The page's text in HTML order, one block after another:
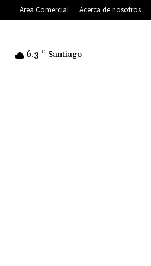
Area Comercial Acerca de nosotros
6.3 C Santiago